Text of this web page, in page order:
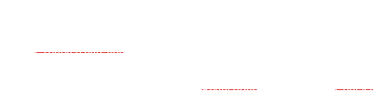
Groupe d'entraide
Réductions Contact